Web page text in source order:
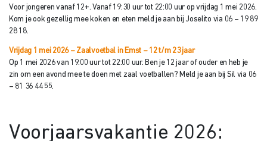
Voor jongeren vanaf 12+. Vanaf 19:30 uur tot 22:00 uur op vrijdag 1 mei 2026.
Kom je ook gezellig mee koken en eten meld je aan bij Joselito via 06 – 19 89
28 18.
Vrijdag 1 mei 2026 – Zaalvoetbal in Emst – 12 t/m 23 jaar
Op 1 mei 2026 van 19:00 uur tot 22:00 uur. Ben je 12 jaar of ouder en heb je
zin om een avond mee te doen met zaal voetballen? Meld je aan bij Sil via 06
– 81 36 44 55.
Voorjaarsvakantie 2026: